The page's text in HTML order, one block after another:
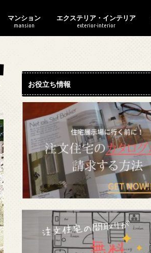
マンション
mansion
エクステリア・インテリア
exterior-interior
お役立ち情報